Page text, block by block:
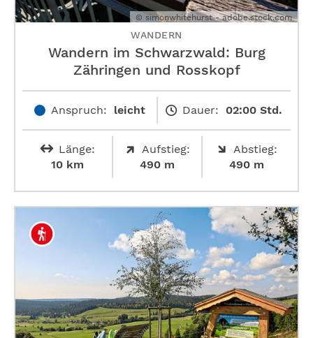
© simonwhitehurst - adobe.stock.com
WANDERN
Wandern im Schwarzwald: Burg
Zähringen und Rosskopf
Anspruch: leicht Dauer: 02:00 Std.
Länge:
10 km
Aufstieg:
490 m
Abstieg:
490 m